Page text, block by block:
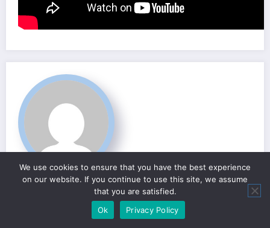
Anexus Perfumes
Add your Biographical Information. Edit your Profile
We use cookies to ensure that you have the best experience
on our website. If you continue to use this site, we assume
that you are satisfied.
Ok
Privacy Policy